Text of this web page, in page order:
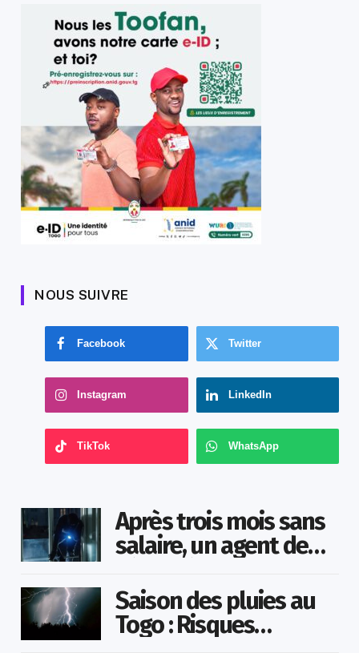
NOUS SUIVRE
Facebook Twitter
Instagram LinkedIn
TikTok WhatsApp
Après trois mois sans
salaire, un agent de
mairie qu’il surveillait
Saison des pluies au
Togo : Risques